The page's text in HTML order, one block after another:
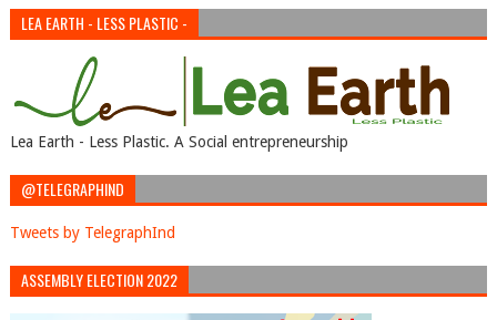
LEA EARTH - LESS PLASTIC -
Lea Earth - Less Plastic. A Social entrepreneurship
@TELEGRAPHIND
Tweets by TelegraphInd
ASSEMBLY ELECTION 2022